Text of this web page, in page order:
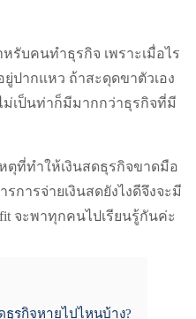
รับคนทำธุรกิจ เพราะเมื่อไร
ปากแหว ถ้าสะดุดขาตัวเอง
ม่เป็นท่าก็มีมากกว่าธุรกิจที่มี
ตุที่ทำให้เงินสดธุรกิจขาดมือ
การจ่ายเงินสดยังไงดีจึงจะมี
จะพาทุกคนไปเรียนรู้กันค่ะ
ธุรกิจหายไปไหนบ้าง?